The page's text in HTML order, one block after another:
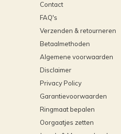
Contact
FAQ's
Verzenden & retourneren
Betaalmethoden
Algemene voorwaarden
Disclaimer
Privacy Policy
Garantievoorwaarden
Ringmaat bepalen
Oorgaatjes zetten